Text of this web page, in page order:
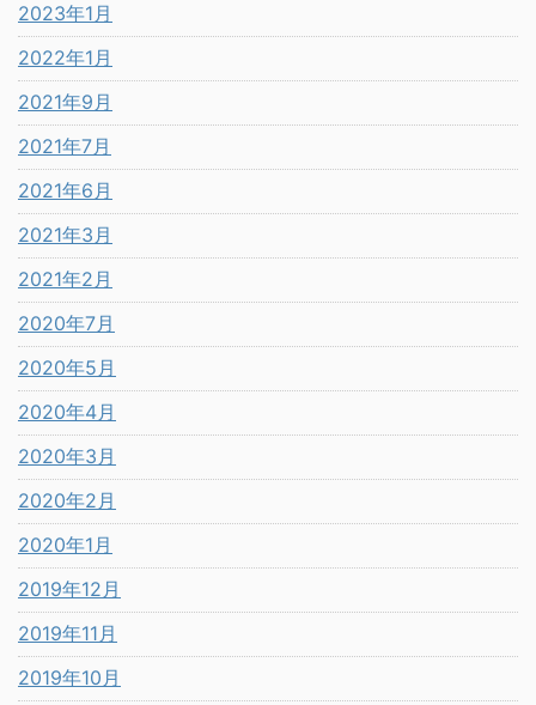
2023年1月
2022年1月
2021年9月
2021年7月
2021年6月
2021年3月
2021年2月
2020年7月
2020年5月
2020年4月
2020年3月
2020年2月
2020年1月
2019年12月
2019年11月
2019年10月